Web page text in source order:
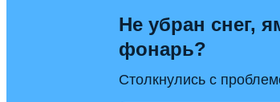
Не убран снег,
фонарь?
Столкнулись с